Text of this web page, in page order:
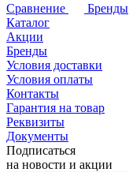
Сравнение
Бренды
Каталог
Акции
Бренды
Условия доставки
Условия оплаты
Контакты
Гарантия на товар
Реквизиты
Документы
Подписаться
на новости и акции